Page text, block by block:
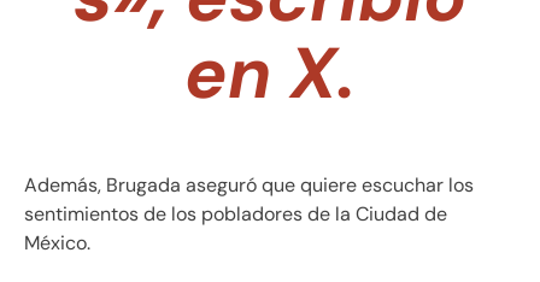
en X.
Además, Brugada aseguró que quiere escuchar los
sentimientos de los pobladores de la Ciudad de
México.